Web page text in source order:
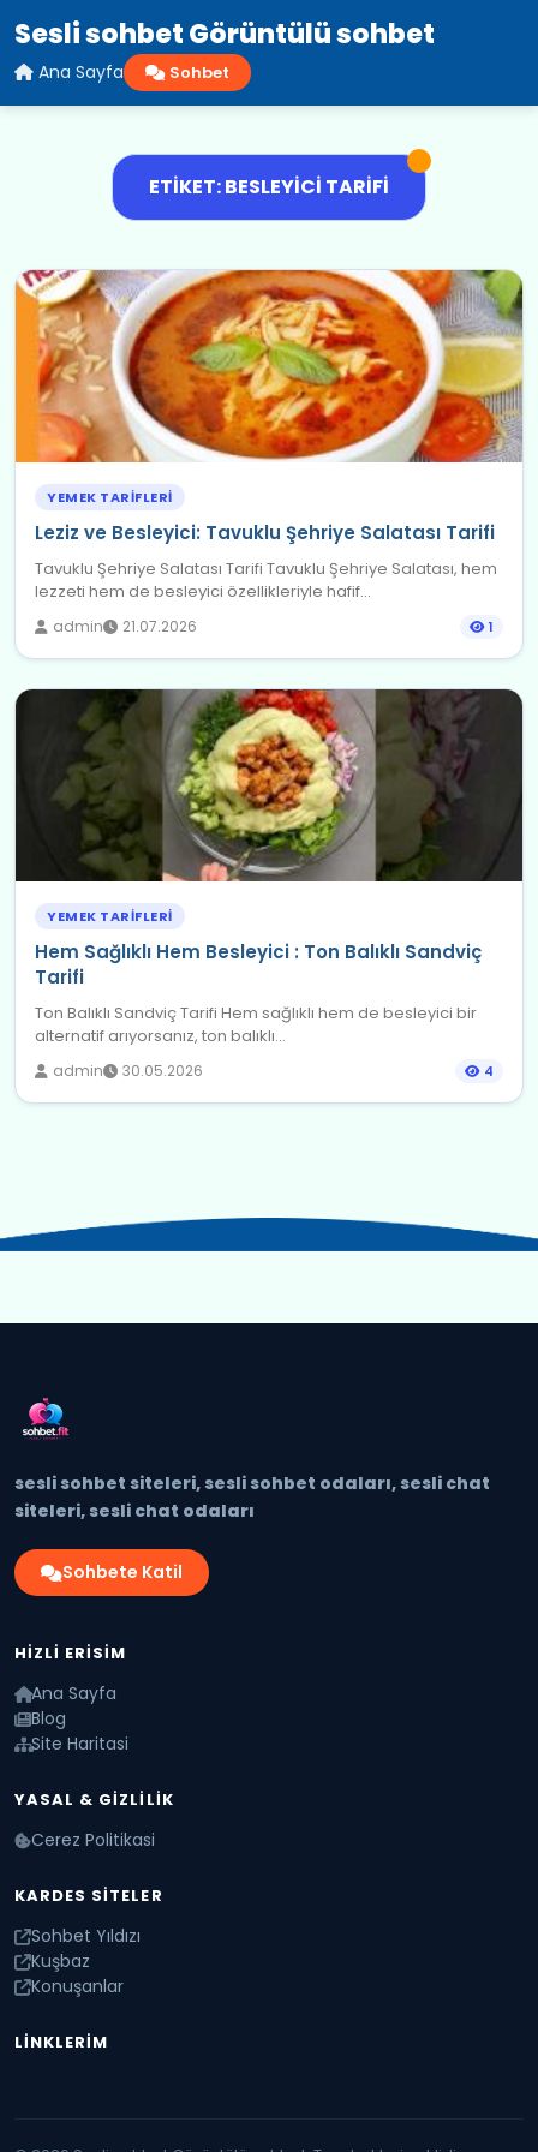
Sesli sohbet Görüntülü sohbet
Ana Sayfa Sohbet
ETIKET: BESLEYICI TARIFI
YEMEK TARIFLERI
Leziz ve Besleyici: Tavuklu Şehriye Salatası Tarifi
Tavuklu Şehriye Salatası Tarifi Tavuklu Şehriye Salatası, hem
lezzeti hem de besleyici özellikleriyle hafif...
admin 21.07.2026 1
YEMEK TARIFLERI
Hem Sağlıklı Hem Besleyici : Ton Balıklı Sandviç
Tarifi
Ton Balıklı Sandviç Tarifi Hem sağlıklı hem de besleyici bir
alternatif arıyorsanız, ton balıklı...
admin 30.05.2026 4
sesli sohbet siteleri, sesli sohbet odaları, sesli chat
siteleri, sesli chat odaları
Sohbete Katil
HIZLI ERISIM
Ana Sayfa
Blog
Site Haritasi
YASAL & GIZLILIK
Cerez Politikasi
KARDES SITELER
Sohbet Yıldızı
Kuşbaz
Konuşanlar
LINKLERIM